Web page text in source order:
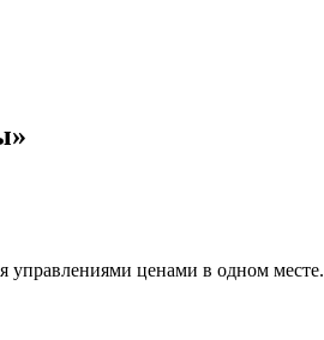
управлениями ценами в одном месте.